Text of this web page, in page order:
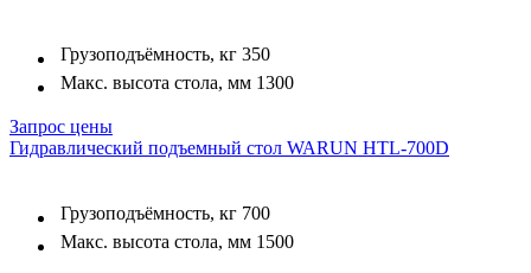
Грузоподъёмность, кг 350
Макс. высота стола, мм 1300
Запрос цены
Гидравлический подъемный стол WARUN HTL-700D
Грузоподъёмность, кг 700
Макс. высота стола, мм 1500